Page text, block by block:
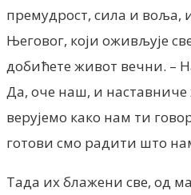
премудрост, сила и воља,
Његовог, који оживљује
добићете живот вечни. –
Да, оче наш, и
верујемо како нам ти
готови смо радити што
Тада их блажени све, од